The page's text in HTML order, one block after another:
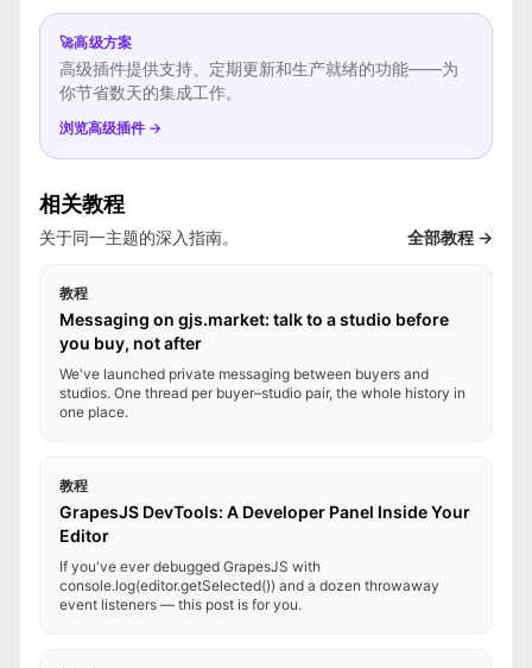
🚀高级方案
高级插件提供支持、定期更新和生产就绪的功能——为
你节省数天的集成工作。
浏览高级插件 →
相关教程
关于同一主题的深入指南。 全部教程 →
教程
Messaging on gjs.market: talk to a studio before
you buy, not after
We've launched private messaging between buyers and
studios. One thread per buyer–studio pair, the whole history in
one place.
教程
GrapesJS DevTools: A Developer Panel Inside Your
Editor
If you've ever debugged GrapesJS with
console.log(editor.getSelected()) and a dozen throwaway
event listeners — this post is for you.